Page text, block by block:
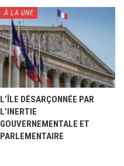
À LA UNE
L’ÎLE DÉSARÇONNÉE PAR
L’INERTIE
GOUVERNEMENTALE ET
PARLEMENTAIRE